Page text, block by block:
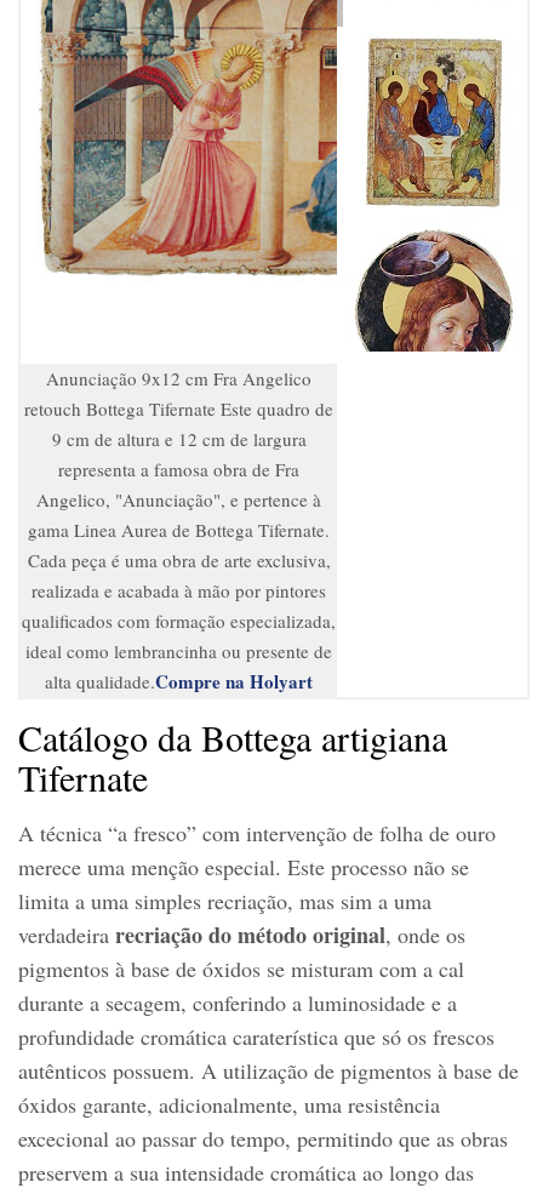
Anunciação 9x12 cm Fra Angelico
retouch Bottega Tifernate Este quadro de
9 cm de altura e 12 cm de largura
representa a famosa obra de Fra
Angelico, "Anunciação", e pertence à
gama Linea Aurea de Bottega Tifernate.
Cada peça é uma obra de arte exclusiva,
realizada e acabada à mão por pintores
qualificados com formação especializada,
ideal como lembrancinha ou presente de
alta qualidade.Compre na Holyart
Catálogo da Bottega artigiana
Tifernate
A técnica “a fresco” com intervenção de folha de ouro
merece uma menção especial. Este processo não se
limita a uma simples recriação, mas sim a uma
verdadeira recriação do método original, onde os
pigmentos à base de óxidos se misturam com a cal
durante a secagem, conferindo a luminosidade e a
profundidade cromática caraterística que só os frescos
autênticos possuem. A utilização de pigmentos à base de
óxidos garante, adicionalmente, uma resistência
excecional ao passar do tempo, permitindo que as obras
preservem a sua intensidade cromática ao longo das